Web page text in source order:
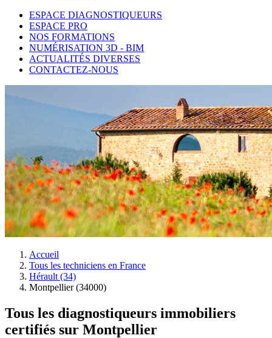
ESPACE DIAGNOSTIQUEURS
ESPACE PRO
NOS FORMATIONS
NUMÉRISATION 3D - BIM
ACTUALITÉS DIVERSES
CONTACTEZ-NOUS
Accueil
Tous les techniciens en France
Hérault (34)
Montpellier (34000)
Tous les diagnostiqueurs immobiliers
certifiés sur Montpellier